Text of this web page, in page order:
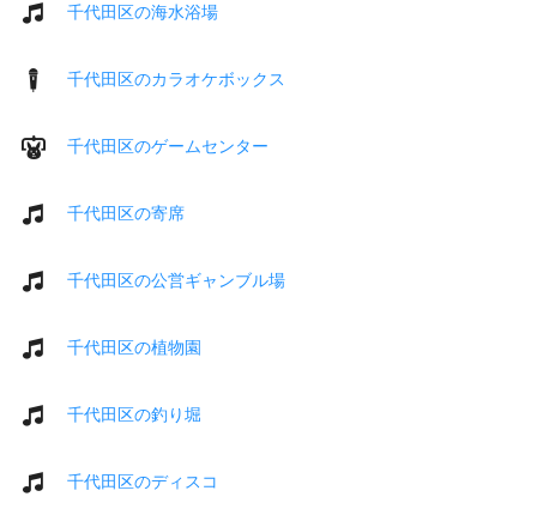
千代田区の海水浴場
千代田区のカラオケボックス
千代田区のゲームセンター
千代田区の寄席
千代田区の公営ギャンブル場
千代田区の植物園
千代田区の釣り堀
千代田区のディスコ